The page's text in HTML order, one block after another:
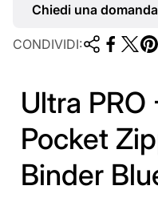
Chiedi una domanda
CONDIVIDI:
Ultra
Pocket
Binder